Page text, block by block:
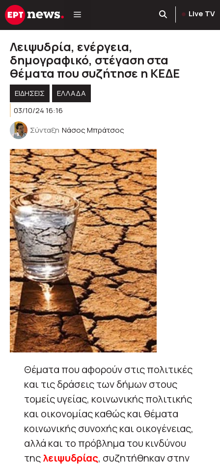
Μετάβαση
σε
Live TV
Λειψυδρία, ενέργεια,
δημογραφικό, στέγαση στα
θέματα που συζήτησε η ΚΕΔΕ
ΕΙΔΗΣΕΙΣ
ΕΛΛΑΔΑ
03/10/24 16:16
Σύνταξη Νάσος Μπράτσος
Θέματα που αφορούν στις πολιτικές
και τις δράσεις των δήμων στους
τομείς υγείας, κοινωνικής πολιτικής
και οικονομίας καθώς και θέματα
κοινωνικής συνοχής και οικογένειας,
αλλά και το πρόβλημα του κινδύνου
τηςλειψυδρίας, συζητήθηκαν στην